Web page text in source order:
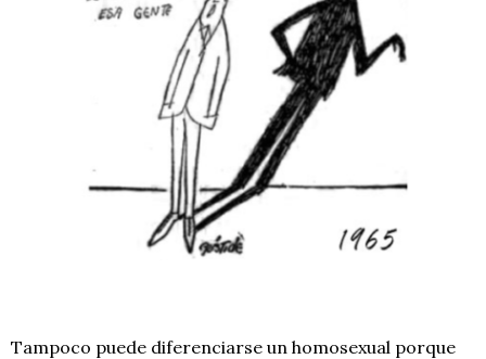
Tampoco puede diferenciarse un homosexual porque